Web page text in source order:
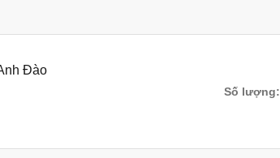
bình PPSU siêu nhẹ, siêu bền và siêu đẹp với
hút cực êm mô phỏng y hệt như em bé bú. Đã
Đào
Số lượng: